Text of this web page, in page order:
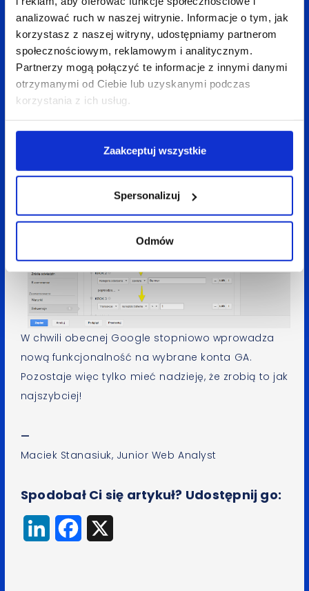
analizować ruch w naszej witrynie. Informacje o tym, jak
korzystasz z naszej witryny, udostępniamy partnerom
społecznościowym, reklamowym i analitycznym.
Partnerzy mogą połączyć te informacje z innymi danymi
otrzymanymi od Ciebie lub uzyskanymi podczas
korzystania z ich usług.
Zaakceptuj wszystkie
Spersonalizuj
Odmów
Kolejną wprowadzaną nowością jest możliwość
tworzenia segmentów użytkowników opartych o filtr
sekwencji. Dzięki tej funkcji będzie można tworzyć
segmenty w sposób podobny do sposobu, w jaki
w chwili obecnej można tworzyć listy
remarketingowe. W związku z tym ułatwiony będzie
głównej) na ilość konwersji.
W chwili obecnej Google stopniowo wprowadza
nową funkcjonalność na wybrane konta GA.
Pozostaje więc tylko mieć nadzieję, że zrobią to jak
najszybciej!
—
Maciek Stanasiuk, Junior Web Analyst
Spodobał Ci się artykuł? Udostępnij go:
LinkedInFacebook